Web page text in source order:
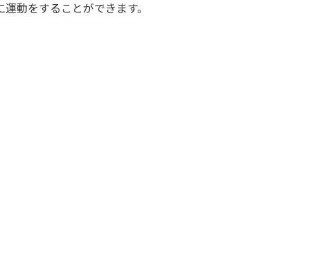
動をすることができます。